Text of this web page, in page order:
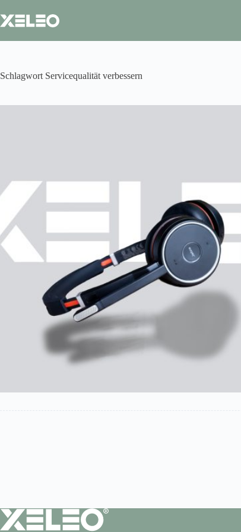
Inhalt
springen
Schlagwort Servicequalität verbessern